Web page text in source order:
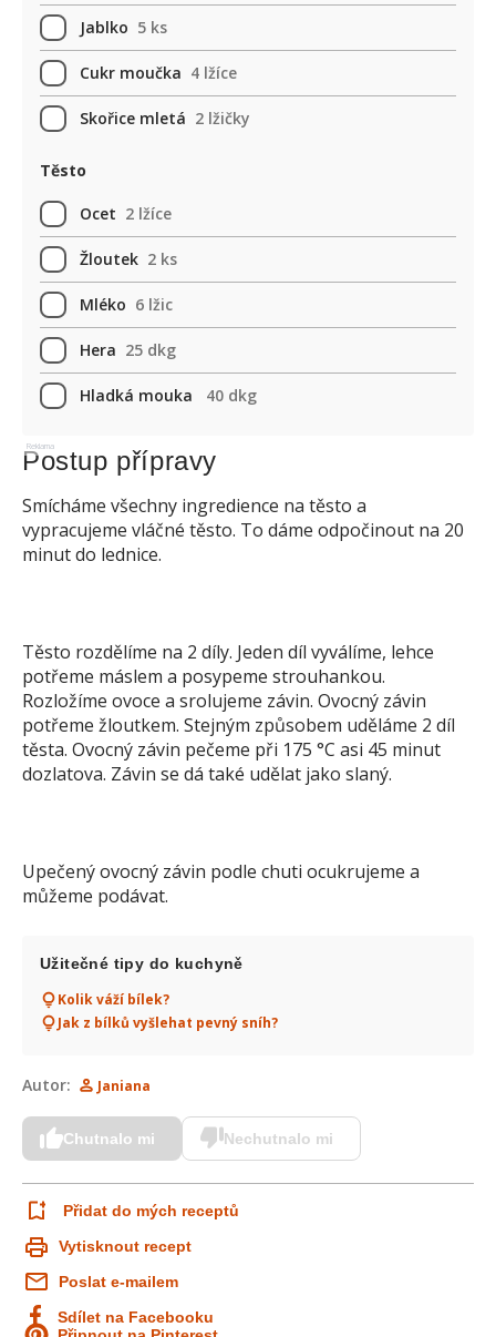
Jablko 5 ks
Cukr moučka 4 lžíce
Skořice mletá 2 lžičky
Těsto
Ocet 2 lžíce
Žloutek 2 ks
Mléko 6 lžic
Hera 25 dkg
Hladká mouka 40 dkg
Reklama
Postup přípravy
Smícháme všechny ingredience na těsto a
vypracujeme vláčné těsto. To dáme odpočinout na 20
minut do lednice.
Těsto rozdělíme na 2 díly. Jeden díl vyválíme, lehce
potřeme máslem a posypeme strouhankou.
Rozložíme ovoce a srolujeme závin. Ovocný závin
potřeme žloutkem. Stejným způsobem uděláme 2 díl
těsta. Ovocný závin pečeme při 175 °C asi 45 minut
dozlatova. Závin se dá také udělat jako slaný.
Upečený ovocný závin podle chuti ocukrujeme a
můžeme podávat.
Užitečné tipy do kuchyně
Kolik váží bílek?
Jak z bílků vyšlehat pevný sníh?
Autor: Janiana
Chutnalo mi Nechutnalo mi
Přidat do mých receptů
Vytisknout recept
Poslat e-mailem
Sdílet na Facebooku